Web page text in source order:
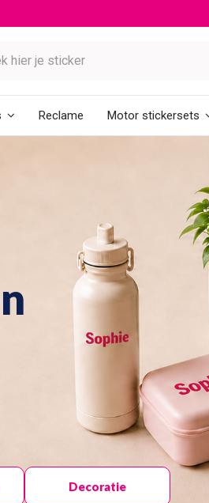
Reclame Motor stickersets
Decoratie